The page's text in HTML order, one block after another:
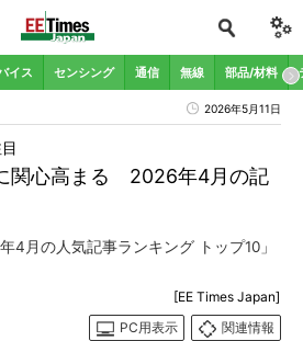
イス センシング 通信 無線 部品/材料
2026年5月11日
関心高まる 2026年4月の記
4月の人気記事ランキング トップ10」
[EE Times Japan]
PC用表示
関連情報